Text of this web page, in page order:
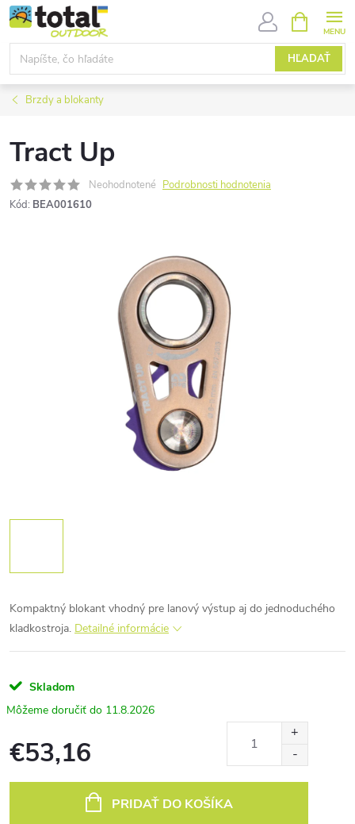
Prejsť
na
obsah
HĽADAŤ
KOŠÍK
Brzdy a blokanty
Tract Up
Neohodnotené Podrobnosti hodnotenia
Kód: BEA001610
Kompaktný blokant vhodný pre lanový výstup aj do jednoduchého
kladkostroja. Detailné informácie
Skladom
11.8.2026
€53,16
PRIDAŤ DO KOŠÍKA